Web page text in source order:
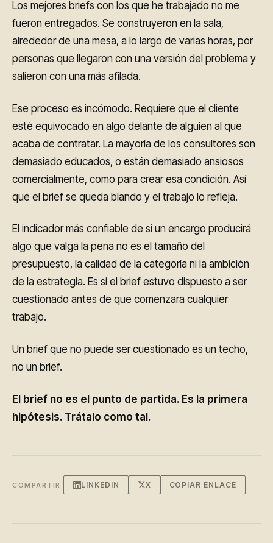
Los mejores briefs con los que he trabajado no me
fueron entregados. Se construyeron en la sala,
alrededor de una mesa, a lo largo de varias horas, por
personas que llegaron con una versión del problema y
salieron con una más afilada.
Ese proceso es incómodo. Requiere que el cliente
esté equivocado en algo delante de alguien al que
acaba de contratar. La mayoría de los consultores son
demasiado educados, o están demasiado ansiosos
comercialmente, como para crear esa condición. Así
que el brief se queda blando y el trabajo lo refleja.
El indicador más confiable de si un encargo producirá
algo que valga la pena no es el tamaño del
presupuesto, la calidad de la categoría ni la ambición
de la estrategia. Es si el brief estuvo dispuesto a ser
cuestionado antes de que comenzara cualquier
trabajo.
Un brief que no puede ser cuestionado es un techo,
no un brief.
El brief no es el punto de partida. Es la primera
hipótesis. Trátalo como tal.
COMPARTIR LINKEDIN X COPIAR ENLACE